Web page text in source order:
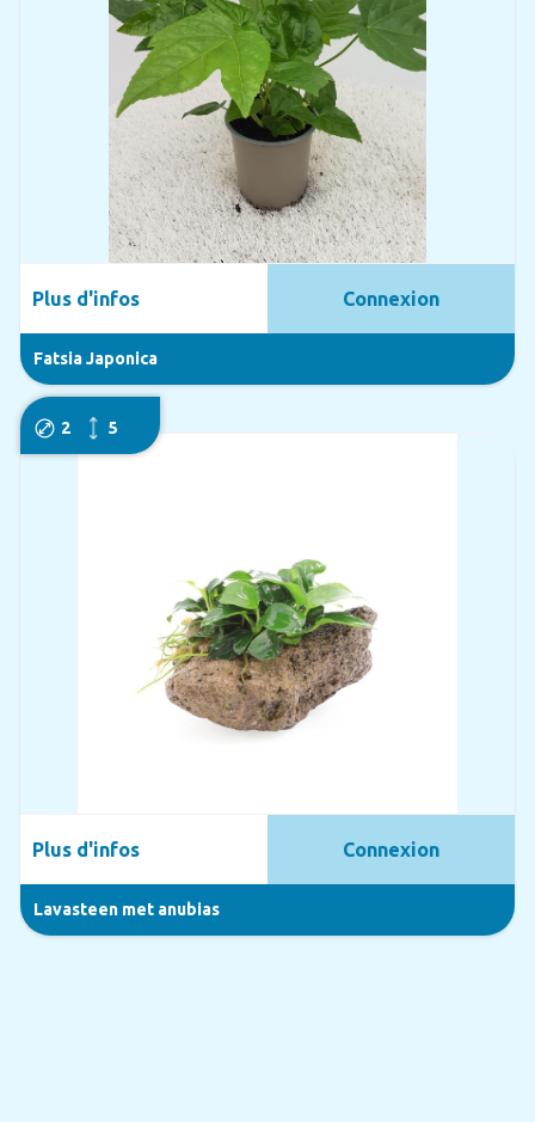
Fatsia Japonica
Plus d'infos Connexion
2 5
Lavasteen met anubias
Plus d'infos Connexion